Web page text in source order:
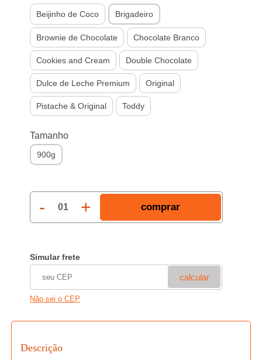
3x
R$ 83,30
4x
R$ 62,48
5x
R$ 49,98
6x
R$ 41,65
Beijinho de Coco Brigadeiro
Brownie de Chocolate Chocolate Branco
Cookies and Cream Double Chocolate
Dulce de Leche Premium Original
Pistache & Original Toddy
Tamanho
900g
- 01 + comprar
Simular frete
calcular
Não sei o CEP
Descrição